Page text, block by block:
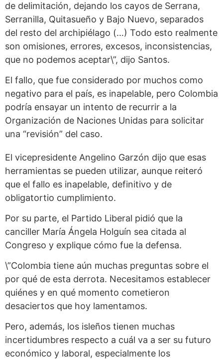
de delimitación, dejando los cayos de Serrana,
Serranilla, Quitasueño y Bajo Nuevo, separados
del resto del archipiélago (…) Todo esto realmente
son omisiones, errores, excesos, inconsistencias,
que no podemos aceptar\”, dijo Santos.
El fallo, que fue considerado por muchos como
negativo para el país, es inapelable, pero Colombia
podría ensayar un intento de recurrir a la
Organización de Naciones Unidas para solicitar
una “revisión” del caso.
El vicepresidente Angelino Garzón dijo que esas
herramientas se pueden utilizar, aunque reiteró
que el fallo es inapelable, definitivo y de
obligatortio cumplimiento.
Por su parte, el Partido Liberal pidió que la
canciller María Ángela Holguín sea citada al
Congreso y explique cómo fue la defensa.
\”Colombia tiene aún muchas preguntas sobre el
por qué de esta derrota. Necesitamos establecer
quiénes y en qué momento cometieron
desaciertos que hoy lamentamos.
Pero, además, los isleños tienen muchas
incertidumbres respecto a cuál va a ser su futuro
económico y laboral, especialmente los